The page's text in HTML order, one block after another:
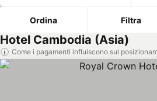
Ordina Filtra
Hotel Cambodia (Asia)
Come i pagamenti influiscono sul